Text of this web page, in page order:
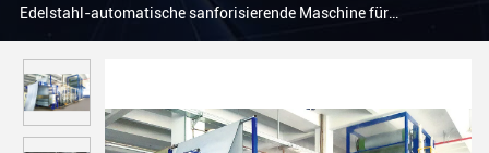
Edelstahl-automatische sanforisierende Maschine für